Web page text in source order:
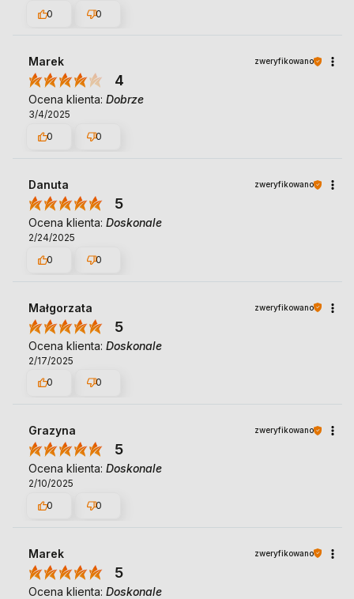
0
0
Marek zweryfikowano
4
Ocena klienta: Dobrze
3/4/2025
0
0
Danuta zweryfikowano
5
Ocena klienta: Doskonale
2/24/2025
0
0
Małgorzata zweryfikowano
5
Ocena klienta: Doskonale
2/17/2025
0
0
Grazyna zweryfikowano
5
Ocena klienta: Doskonale
2/10/2025
0
0
Marek zweryfikowano
5
Ocena klienta: Doskonale